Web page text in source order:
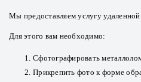
Мы предоставляем услугу
Для этого вам необходимо:
Сфотографировать
Прикрепить фото к форме